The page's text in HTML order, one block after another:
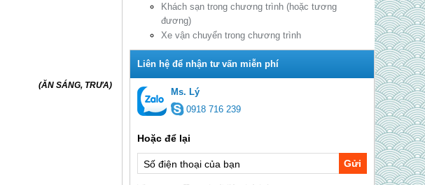
Khách sạn trong chương trình (hoặc tương
đương)
Xe vận chuyển trong chương trình
Ms. Lý
0918 716 239
Gửi
(ĂN SÁNG, TRƯA)